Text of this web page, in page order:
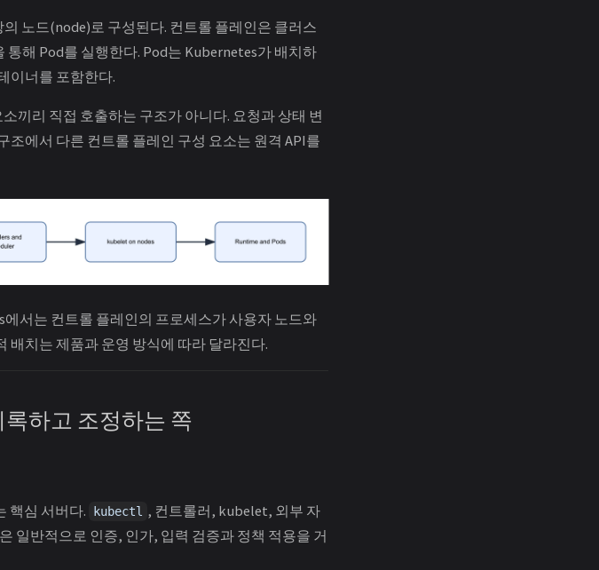
노드(node)로 구성된다. 컨트롤 플레인은 클러스
해 Pod를 실행한다. Pod는 Kubernetes가 배치하
이너를 포함한다.
끼리 직접 호출하는 구조가 아니다. 요청과 상태 변
에서 다른 컨트롤 플레인 구성 요소는 원격 API를
서는 컨트롤 플레인의 프로세스가 사용자 노드와
배치는 제품과 운영 방식에 따라 달라진다.
하고 조정하는 쪽
핵심 서버다. kubectl , 컨트롤러, kubelet, 외부 자
일반적으로 인증, 인가, 입력 검증과 정책 적용을 거